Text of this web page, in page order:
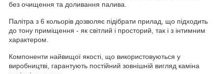
Компоненти найвищої якості, що використовуються у
виробництві, гарантують постійний зовнішній вигляд каміна
Палітра з 6 кольорів дозволяє підібрати прилад, що підходить
до тону приміщення - як світлий і просторий, так і з інтимним
характером.
без очищення та доливання палива.